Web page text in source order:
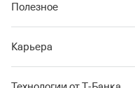
Полезное
Карьера